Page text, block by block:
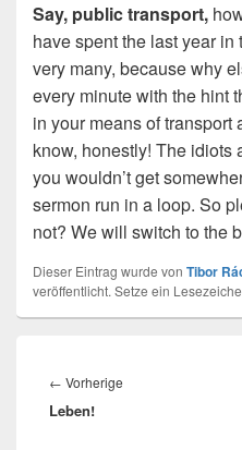
Say, public transport,
have spent the last year
very many, because why
every minute with the hint
in your means of
know, honestly! The idiots
you wouldn’t get
sermon run in a loop. So
not? We will switch to the
Dieser Eintrag wurde von Tibor
veröffentlicht. Setze ein
← Vorherige
Leben!